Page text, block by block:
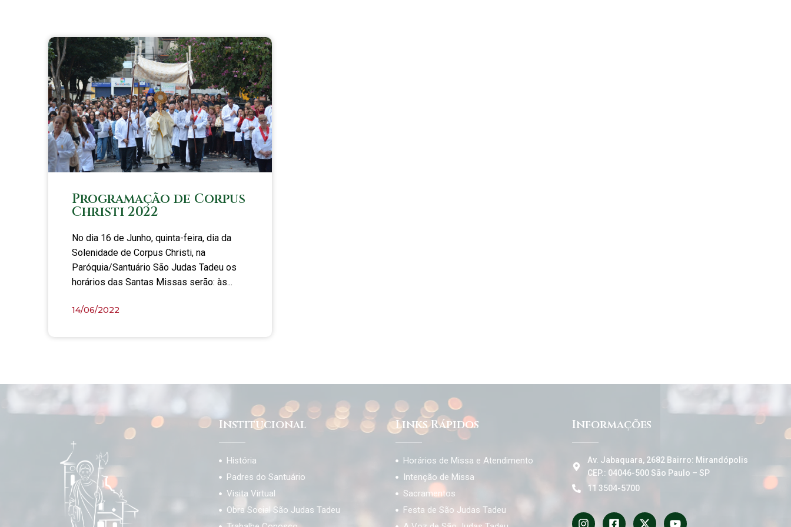
Programação de Corpus
Christi 2022
No dia 16 de Junho, quinta-feira, dia da
Solenidade de Corpus Christi, na
Paróquia/Santuário São Judas Tadeu os
horários das Santas Missas serão: às...
14/06/2022
Institucional
História
Padres do Santuário
Visita Virtual
Obra Social São Judas Tadeu
Links Rápidos
Horários de Missa e Atendimento
Intenção de Missa
Sacramentos
Festa de São Judas Tadeu
Informações
Av. Jabaquara, 2682 Bairro: Mirandópolis
CEP.: 04046-500 São Paulo – SP
11 3504-5700